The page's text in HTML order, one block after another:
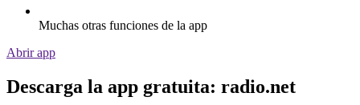
Muchas otras funciones de la app
Abrir app
Descarga la app gratuita: radio.net